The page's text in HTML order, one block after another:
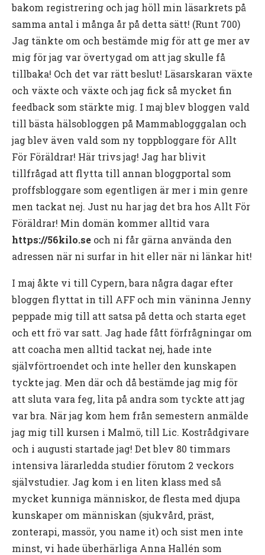
bakom registrering och jag höll min läsarkrets på
samma antal i många år på detta sätt! (Runt 700)
Jag tänkte om och bestämde mig för att ge mer av
mig för jag var övertygad om att jag skulle få
tillbaka! Och det var rätt beslut! Läsarskaran växte
och växte och växte och jag fick så mycket fin
feedback som stärkte mig. I maj blev bloggen vald
till bästa hälsobloggen på Mammablogggalan och
jag blev även vald som ny toppbloggare för Allt
För Föräldrar! Här trivs jag! Jag har blivit
tillfrågad att flytta till annan bloggportal som
proffsbloggare som egentligen är mer i min genre
men tackat nej. Just nu har jag det bra hos Allt För
Föräldrar! Min domän kommer alltid vara
https://56kilo.se och ni får gärna använda den
adressen när ni surfar in hit eller när ni länkar hit!
I maj åkte vi till Cypern, bara några dagar efter
bloggen flyttat in till AFF och min väninna Jenny
peppade mig till att satsa på detta och starta eget
och ett frö var satt. Jag hade fått förfrågningar om
att coacha men alltid tackat nej, hade inte
självförtroendet och inte heller den kunskapen
tyckte jag. Men där och då bestämde jag mig för
att sluta vara feg, lita på andra som tyckte att jag
var bra. När jag kom hem från semestern anmälde
jag mig till kursen i Malmö, till Lic. Kostrådgivare
och i augusti startade jag! Det blev 80 timmars
intensiva lärarledda studier förutom 2 veckors
självstudier. Jag kom i en liten klass med så
mycket kunniga människor, de flesta med djupa
kunskaper om människan (sjukvård, präst,
zonterapi, massör, you name it) och sist men inte
minst, vi hade überhärliga Anna Hallén som